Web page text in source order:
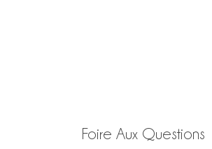
Foire Aux Questions